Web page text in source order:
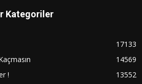
Kategoriler
17133
14569
!
13552